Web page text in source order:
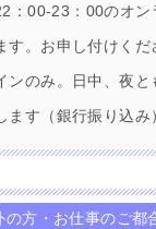
：00-23：00のオン
す。お申し付けく
ンのみ。日中、夜
ます（銀行振り込み
の方・お仕事のご都